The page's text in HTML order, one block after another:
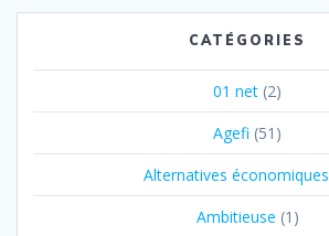
CATÉGORIES
01 net (2)
Agefi (51)
Alternatives économiques
Ambitieuse (1)